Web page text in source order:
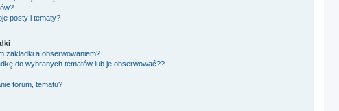
posty i tematy?
zakładki a obserwowaniem?
do wybranych tematów lub je obserwować??
forum, tematu?